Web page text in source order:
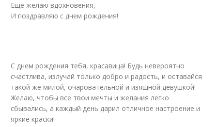
Еще желаю вдохновения,
И поздравляю с днем рождения!
С днем рождения тебя, красавица! Будь невероятно
счастлива, излучай только добро и радость, и оставайся
такой же милой, очаровательной и изящной девушкой!
Желаю, чтобы все твои мечты и желания легко
сбывались, а каждый день дарил отличное настроение и
яркие краски!